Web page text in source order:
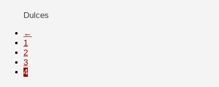
Dulces
←
1
2
3
4